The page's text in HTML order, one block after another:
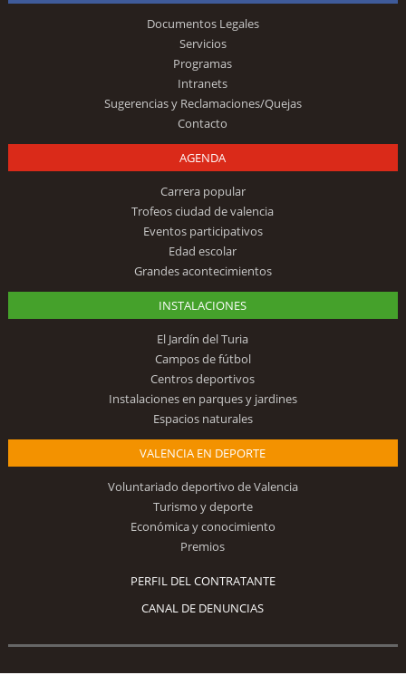
Documentos Legales
Servicios
Programas
Intranets
Sugerencias y Reclamaciones/Quejas
Contacto
AGENDA
Carrera popular
Trofeos ciudad de valencia
Eventos participativos
Edad escolar
Grandes acontecimientos
INSTALACIONES
El Jardín del Turia
Campos de fútbol
Centros deportivos
Instalaciones en parques y jardines
Espacios naturales
VALENCIA EN DEPORTE
Voluntariado deportivo de Valencia
Turismo y deporte
Económica y conocimiento
Premios
PERFIL DEL CONTRATANTE
CANAL DE DENUNCIAS